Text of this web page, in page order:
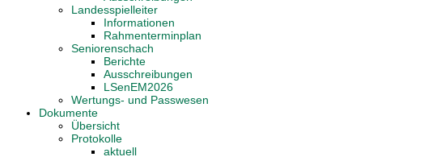
Landesspielleiter
Informationen
Rahmenterminplan
Seniorenschach
Berichte
Ausschreibungen
LSenEM2026
Wertungs- und Passwesen
Dokumente
Übersicht
Protokolle
aktuell